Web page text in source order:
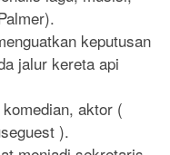
keputusan
jalur kereta api
aktor (
).